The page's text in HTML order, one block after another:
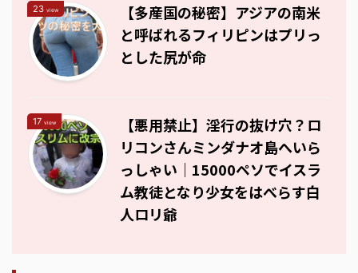
23 view
【多産国の秘密】アジアの南米
と呼ばれるフィリピンはプリっ
とした尻が命
17 view
【悪用禁止】淫行の抜け穴？ロ
リコンさんミンダナオ島へいら
っしゃい｜15000ペソでイスラ
ム教徒となり少女をはべらす白
人ロリ爺